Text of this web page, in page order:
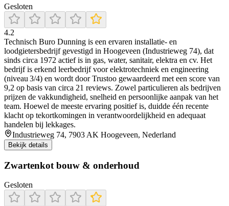
Gesloten
4.2
Technisch Buro Dunning is een ervaren installatie- en
loodgietersbedrijf gevestigd in Hoogeveen (Industrieweg 74), dat
sinds circa 1972 actief is in gas, water, sanitair, elektra en cv. Het
bedrijf is erkend leerbedrijf voor elektrotechniek en engineering
(niveau 3/4) en wordt door Trustoo gewaardeerd met een score van
9,2 op basis van circa 21 reviews. Zowel particulieren als bedrijven
prijzen de vakkundigheid, snelheid en persoonlijke aanpak van het
team. Hoewel de meeste ervaring positief is, duidde één recente
klacht op tekortkomingen in verantwoordelijkheid en adequaat
handelen bij lekkages.
Industrieweg 74, 7903 AK Hoogeveen, Nederland
Bekijk details
Zwartenkot bouw & onderhoud
Gesloten